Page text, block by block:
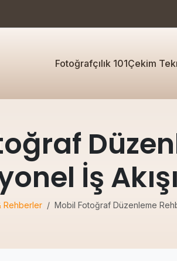
Fotoğrafçılık 101Çekim
İş
Rehberler Mobil Fotoğraf Düzenleme